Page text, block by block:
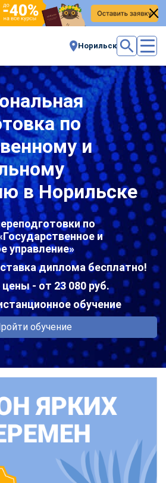
Норильск
по
и
в Норильске
по
и
управление»
диплома бесплатно!
- от 23 080 руб.
обучение
обучение